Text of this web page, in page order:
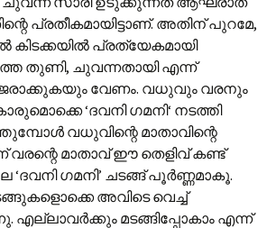
പ്രതീകമായിട്ടാണ്. അതിന് പുറമേ,
കിടക്കയിൽ പ്രത്യേകമായി
തുണി, ചുവന്നതായി എന്ന്
വേണം. വധുവും വരനും
‘ദവനി ഗമനി‘ നടത്തി
വധുവിന്റെ മാതാവിന്റെ
വരന്റെ മാതാവ് ഈ തെളിവ് കണ്ട്
‘ദവനി ഗമനി’ ചടങ്ങ് പൂർണ്ണമാകൂ.
അവിടെ വെച്ച്
മടങ്ങിപ്പോകാം എന്ന്